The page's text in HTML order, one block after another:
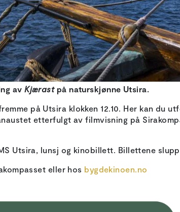
av Kjærastpå naturskjønne Utsira.
på Utsira klokken 12.10. Her kan du
etterfulgt av filmvisning på
Utsira, lunsj og kinobillett. Billettene
eller hos bygdekinoen.no